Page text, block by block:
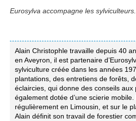
Eurosylva accompagne les sylviculteurs.
Alain Christophle travaille depuis 40
en Aveyron, il est partenaire
sylviculture créée dans les années
plantations, des entretiens de forêts,
éclaircies, qui donne des conseils aux
également dotée d’une scierie
régulièrement en Limousin, et sur le
Alain définit son travail de forestier